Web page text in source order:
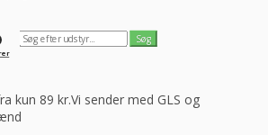
kun 89 kr.Vi sender med GLS og